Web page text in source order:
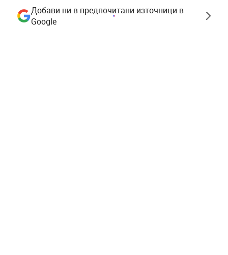
Добави ни в предпочитани източници в
Google